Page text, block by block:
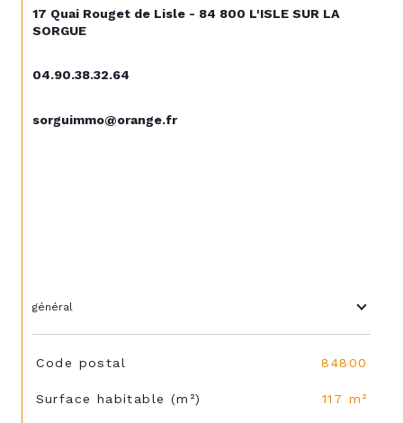
17 Quai Rouget de Lisle - 84 800 L'ISLE SUR LA
SORGUE
04.90.38.32.64
sorguimmo@orange.fr
général
TRAD_SIROCCO_Caracteristique
Code postal 84800
Surface habitable (m²) 117 m²